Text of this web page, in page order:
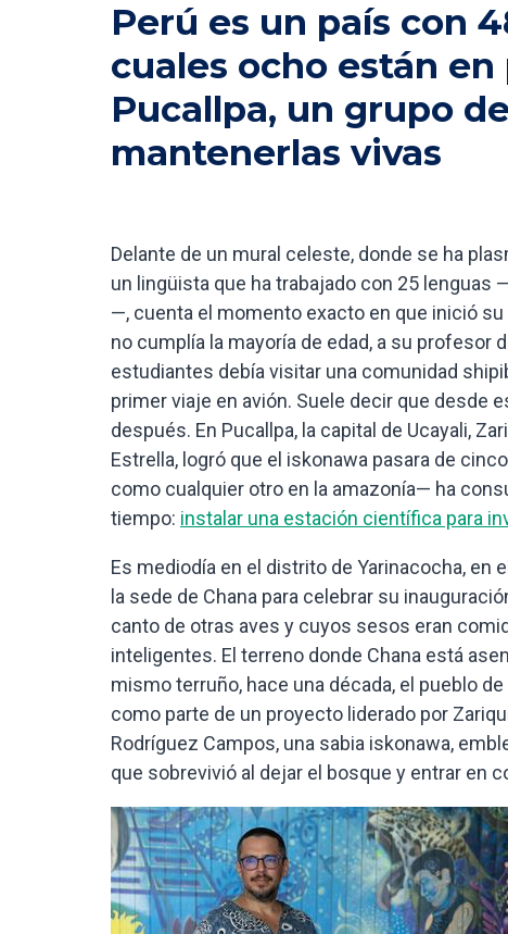
Perú es un país con
cuales ocho están
Pucallpa, un grupo
mantenerlas vivas
Delante de un mural celeste, donde se ha
un lingüista que ha trabajado con 25
—, cuenta el momento exacto en que inició
no cumplía la mayoría de edad, a su profesor
estudiantes debía visitar una comunidad
primer viaje en avión. Suele decir que desde
después. En Pucallpa, la capital de Ucayali,
Estrella, logró que el iskonawa pasara de
como cualquier otro en la amazonía— ha
tiempo: instalar una estación científica para
Es mediodía en el distrito de Yarinacocha, en
la sede de Chana para celebrar su
canto de otras aves y cuyos sesos eran
inteligentes. El terreno donde Chana está
mismo terruño, hace una década, el pueblo
como parte de un proyecto liderado por
Rodríguez Campos, una sabia iskonawa,
que sobrevivió al dejar el bosque y entrar en